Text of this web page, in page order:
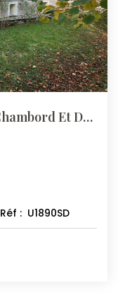
Maison Atypique, Proche De Chambord Et De Blois,
Réf : U1890SD